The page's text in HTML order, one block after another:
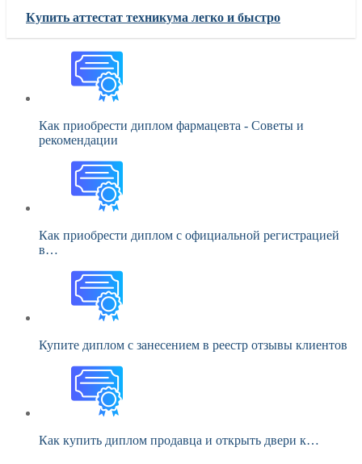
Купить аттестат техникума легко и быстро
Как приобрести диплом фармацевта - Советы и
рекомендации
Как приобрести диплом с официальной регистрацией
в…
Купите диплом с занесением в реестр отзывы клиентов
Как купить диплом продавца и открыть двери к…